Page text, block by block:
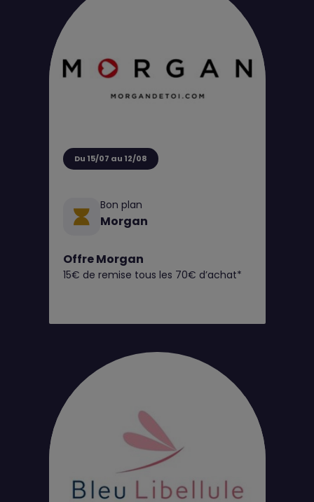
Du 15/07 au 12/08
Bon plan
Morgan
Offre Morgan
15€ de remise tous les 70€ d’achat*